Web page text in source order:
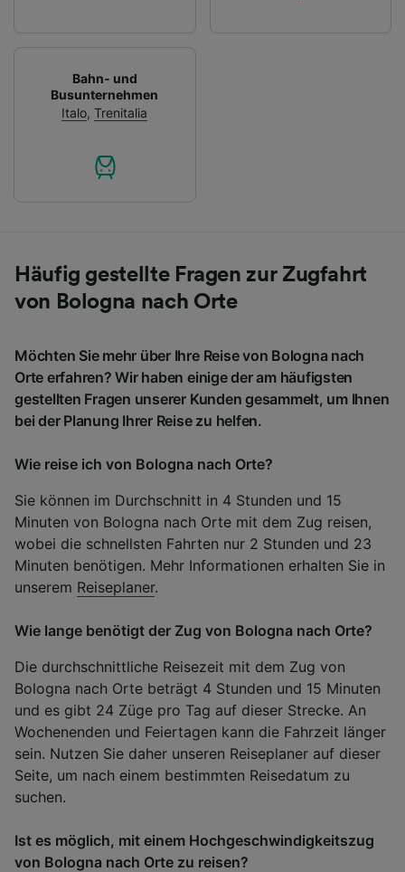
Bahn- und
Busunternehmen
Italo,Trenitalia
Häufig gestellte Fragen zur Zugfahrt
von Bologna nach Orte
Möchten Sie mehr über Ihre Reise von Bologna nach
Orte erfahren? Wir haben einige der am häufigsten
gestellten Fragen unserer Kunden gesammelt, um Ihnen
bei der Planung Ihrer Reise zu helfen.
Wie reise ich von Bologna nach Orte?
Sie können im Durchschnitt in 4 Stunden und 15
Minuten von Bologna nach Orte mit dem Zug reisen,
wobei die schnellsten Fahrten nur 2 Stunden und 23
Minuten benötigen. Mehr Informationen erhalten Sie in
unserem Reiseplaner.
Wie lange benötigt der Zug von Bologna nach Orte?
Die durchschnittliche Reisezeit mit dem Zug von
Bologna nach Orte beträgt 4 Stunden und 15 Minuten
und es gibt 24 Züge pro Tag auf dieser Strecke. An
Wochenenden und Feiertagen kann die Fahrzeit länger
sein. Nutzen Sie daher unseren Reiseplaner auf dieser
Seite, um nach einem bestimmten Reisedatum zu
suchen.
Ist es möglich, mit einem Hochgeschwindigkeitszug
von Bologna nach Orte zu reisen?